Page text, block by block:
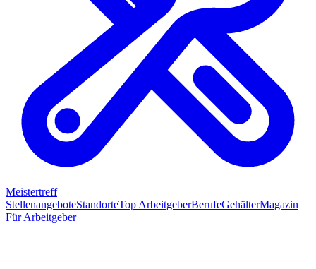
Meistertreff
StellenangeboteStandorteTop ArbeitgeberBerufeGehälterMagazin
Für Arbeitgeber